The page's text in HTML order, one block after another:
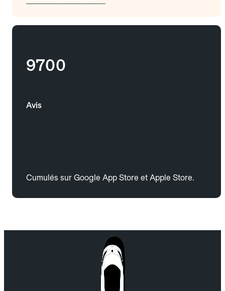
9700
Avis
Cumulés sur Google App Store et Apple Store.